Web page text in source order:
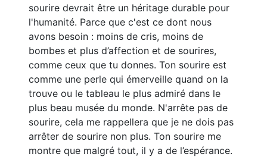
sourire devrait être un héritage durable pour
l'humanité. Parce que c'est ce dont nous
avons besoin : moins de cris, moins de
bombes et plus d’affection et de sourires,
comme ceux que tu donnes. Ton sourire est
comme une perle qui émerveille quand on la
trouve ou le tableau le plus admiré dans le
plus beau musée du monde. N'arrête pas de
sourire, cela me rappellera que je ne dois pas
arrêter de sourire non plus. Ton sourire me
montre que malgré tout, il y a de l’espérance.